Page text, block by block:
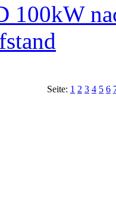
100kW
Seite: 1 2 3 4 5 6